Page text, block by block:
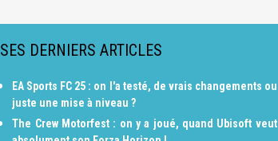
SES DERNIERS ARTICLES
EA Sports FC 25 : on l'a testé, de vrais changements ou
juste une mise à niveau ?
The Crew Motorfest : on y a joué, quand Ubisoft veut